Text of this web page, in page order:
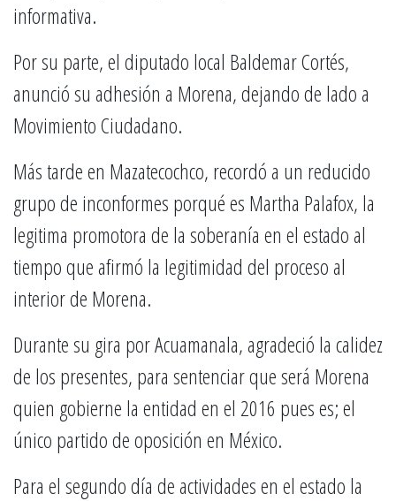
informativa.
Por su parte, el diputado local Baldemar Cortés,
anunció su adhesión a Morena, dejando de lado a
Movimiento Ciudadano.
Más tarde en Mazatecochco, recordó a un reducido
grupo de inconformes porqué es Martha Palafox, la
legitima promotora de la soberanía en el estado al
tiempo que afirmó la legitimidad del proceso al
interior de Morena.
Durante su gira por Acuamanala, agradeció la calidez
de los presentes, para sentenciar que será Morena
quien gobierne la entidad en el 2016 pues es; el
único partido de oposición en México.
Para el segundo día de actividades en el estado la